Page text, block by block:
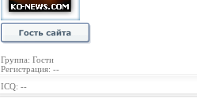
Группа: Гости
Регистрация: --
ICQ: --